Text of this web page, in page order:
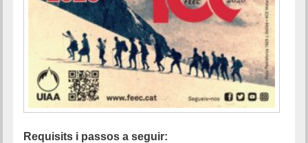
Requisits i passos a seguir: